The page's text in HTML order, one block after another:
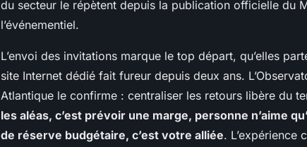
du secteur le répètent depuis la publication officielle du
l’événementiel.
L’envoi des invitations marque le top départ, qu’elles
site Internet dédié fait fureur depuis deux ans.
Atlantique le confirme : centraliser les retours libère du
les aléas, c’est prévoir une marge, personne n’aime
de réserve budgétaire, c’est votre alliée. L’expérience